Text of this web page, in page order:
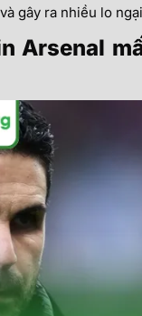
gây ra nhiều lo
Arsenal